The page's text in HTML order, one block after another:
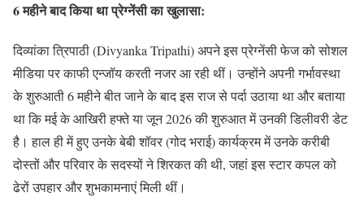
6 महीने बाद किया था प्रेग्नेंसी का खुलासा:
दिव्यांका त्रिपाठी (Divyanka Tripathi) अपने इस प्रेग्नेंसी फेज को सोशल
मीडिया पर काफी एन्जॉय करती नजर आ रही थीं। उन्होंने अपनी गर्भावस्था
के शुरुआती 6 महीने बीत जाने के बाद इस राज से पर्दा उठाया था और बताया
था कि मई के आखिरी हफ्ते या जून 2026 की शुरुआत में उनकी डिलीवरी डेट
है। हाल ही में हुए उनके बेबी शॉवर (गोद भराई) कार्यक्रम में उनके करीबी
दोस्तों और परिवार के सदस्यों ने शिरकत की थी, जहां इस स्टार कपल को
ढेरों उपहार और शुभकामनाएं मिली थीं।